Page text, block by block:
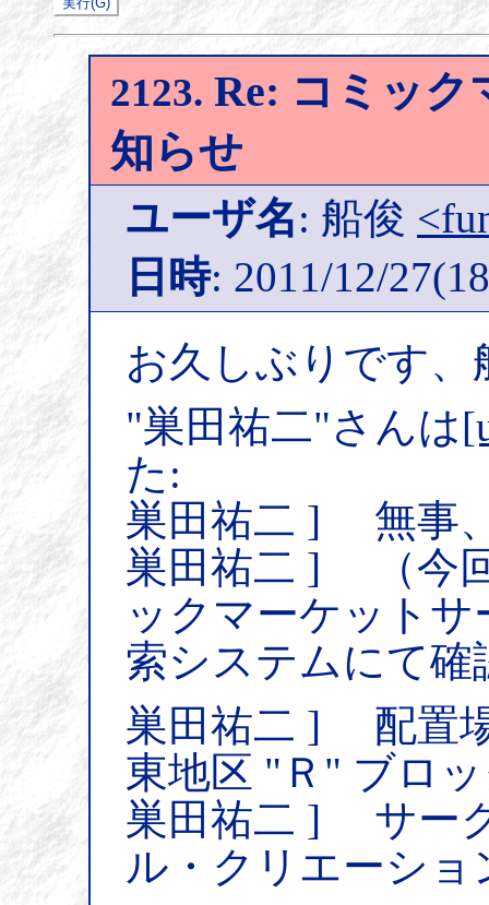
2123. Re: コミッ
知らせ
ユーザ名: 船俊
日時: 2011/12/
お久しぶりです、
"巣田祐二"さんは
た:
巣田祐二 ] 無事
巣田祐二 ] （今
ックマーケット
索システムにて確
巣田祐二 ] 配
東地区 "Ｒ" ブロ
巣田祐二 ] サー
ル・クリエーショ